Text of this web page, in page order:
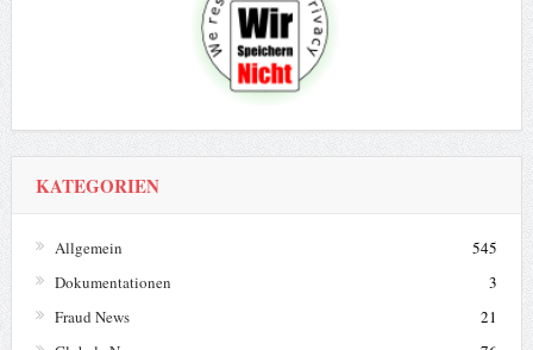
KATEGORIEN
Allgemein
545
Dokumentationen
3
Fraud News
21